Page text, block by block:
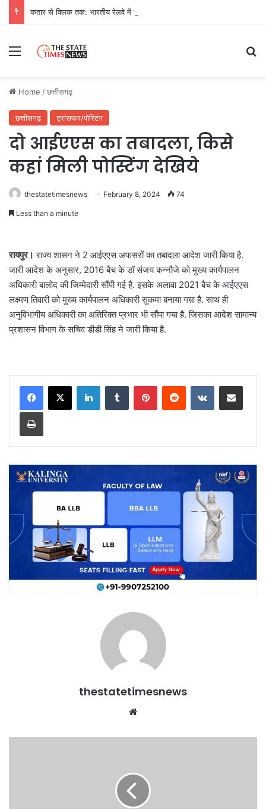
कतार से क्लिक तक: भारतीय रेलवे में यात्री आरक्षण के चार दशक
Menu
Home /छत्तीसगढ़
छत्तीसगढ़ ट्रांसफर/पोस्टिंग
दो आईएएस का तबादला, किसे
कहां मिली पोस्टिंग देखिये
thestatetimesnews February 8, 2024 74
Less than a minute
रायपुर। राज्य शासन ने 2 आईएएस अफसरों का तबादला आदेश जारी किया है.
जारी आदेश के अनुसार, 2016 बैच के डॉ संजय कन्नौजे को मुख्य कार्यपालन
अधिकारी बालोद की जिम्मेदारी सौंपी गई है. इसके अलावा 2021 बैच के आईएएस
लक्ष्मण तिवारी को मुख्य कार्यपालन अधिकारी सुकमा बनाया गय़ा है. साथ ही
अनुविभागीय अधिकारी का अतिरिक्त प्रभार भी सौंपा गया है. जिसका आदेश सामान्य
प्रशासन विभाग के सचिव डीडी सिंह ने जारी किया है.
LinkedInTumblr PinterestReddit VKontakteShare via Email
Print
thestatetimesnews